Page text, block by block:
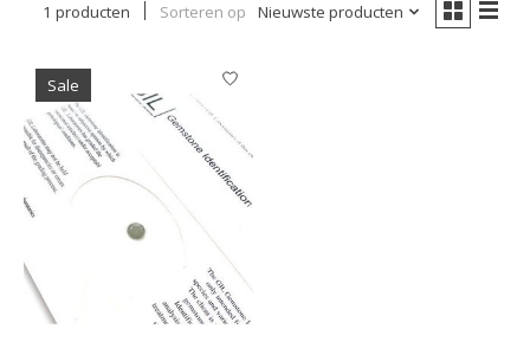
1 producten Sorteren op Nieuwste producten
Sale